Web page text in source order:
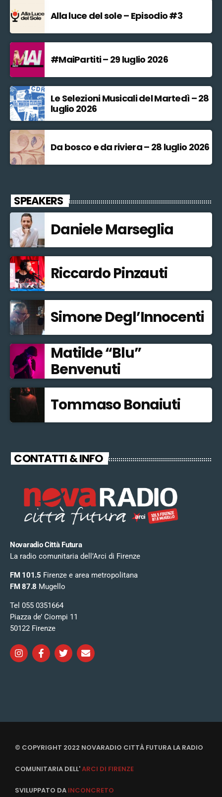
Alla luce del sole – Episodio #3
#MaiPartiti – 29 luglio 2026
Le Selezioni Musicali del Martedì – 28
luglio 2026
Da bosco e da riviera – 28 luglio 2026
SPEAKERS
Daniele Marseglia
Riccardo Pinzauti
Simone Degl’Innocenti
Matilde “Blu”
Benvenuti
Tommaso Bonaiuti
CONTATTI & INFO
Novaradio Città Futura
La radio comunitaria dell’Arci di Firenze
FM 101.5 Firenze e area metropolitana
FM 87.8 Mugello
Tel 055 0351664
Piazza de’ Ciompi 11
50122 Firenze
© COPYRIGHT 2022 NOVARADIO CITTÀ FUTURA LA RADIO
COMUNITARIA DELL'ARCI DI FIRENZE
SVILUPPATO DA INCONCRETO